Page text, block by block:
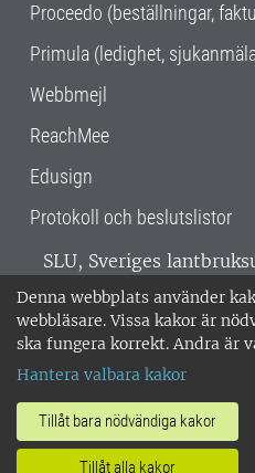
Denna webbplats använder
webbläsare. Vissa kakor är
ska fungera korrekt. Andra är
Hantera valbara kakor
Tillåt bara nödvändiga kakor
Tillåt alla kakor
Proceedo (beställningar,
Primula (ledighet,
Webbmejl
ReachMee
Edusign
Protokoll och beslutslistor
SLU, Sveriges
verksamhet över hela
Alnarp, Uppsala och
miljöcertifierat enligt
018-67 10 00 • Org nr:
Om SLU:s webbplatser
•Hantera kakor•